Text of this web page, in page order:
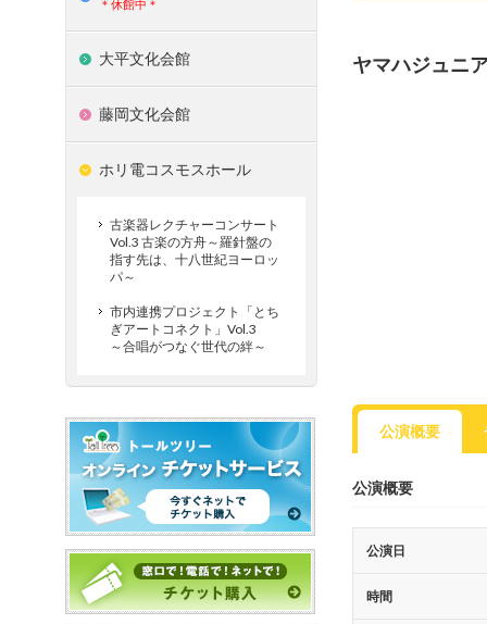
ヤマハジュニ
公演概要
公演概要
公演日
時間
＊休館中＊
大平文化会館
藤岡文化会館
ホリ電コスモスホール
古楽器レクチャーコンサート
Vol.3 古楽の方舟～羅針盤の
指す先は、十八世紀ヨーロッ
パ～
市内連携プロジェクト「とち
ぎアートコネクト」Vol.3
～合唱がつなぐ世代の絆～